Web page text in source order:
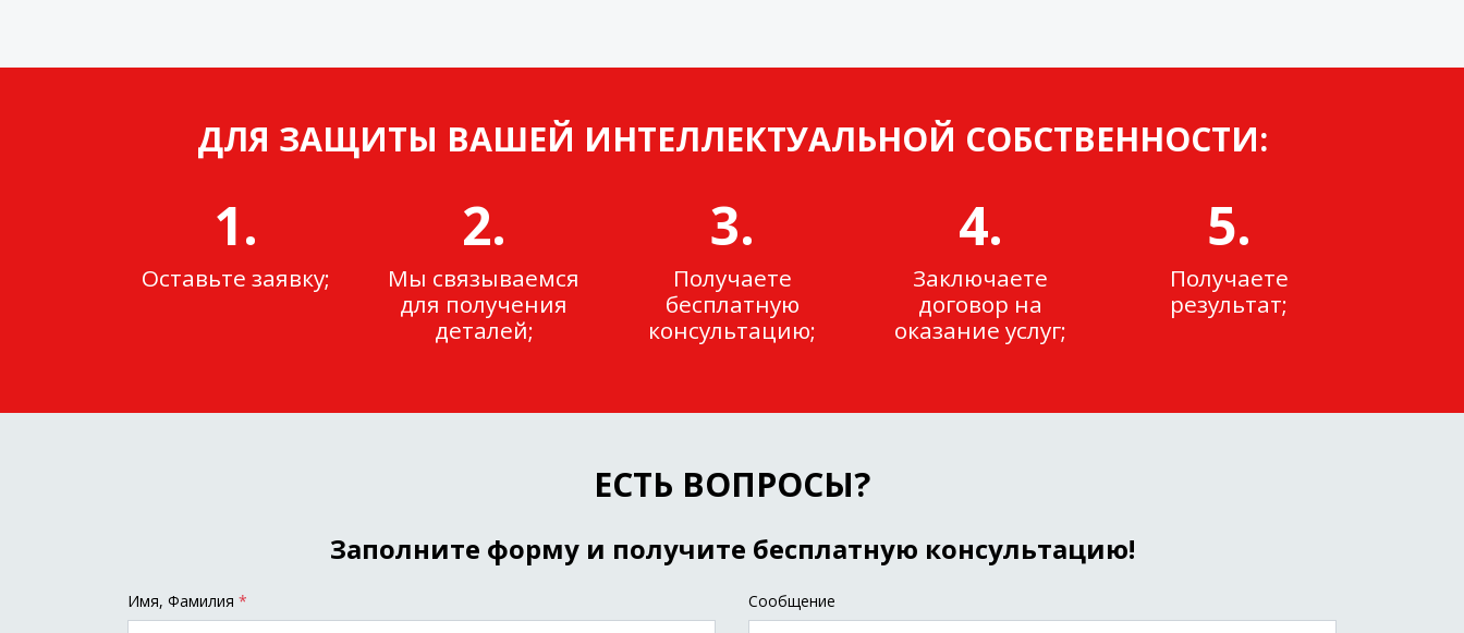
ДЛЯ ЗАЩИТЫ ВАШЕЙ ИНТЕЛЛЕКТУАЛЬНОЙ СОБСТВЕННОСТИ:
1.
Оставьте заявку;
2.
Мы связываемся
для получения
деталей;
3.
Получаете
бесплатную
консультацию;
4.
Заключаете
договор на
оказание услуг;
5.
Получаете
результат;
ЕСТЬ ВОПРОСЫ?
Заполните форму и получите бесплатную консультацию!
Имя, Фамилия * Сообщение